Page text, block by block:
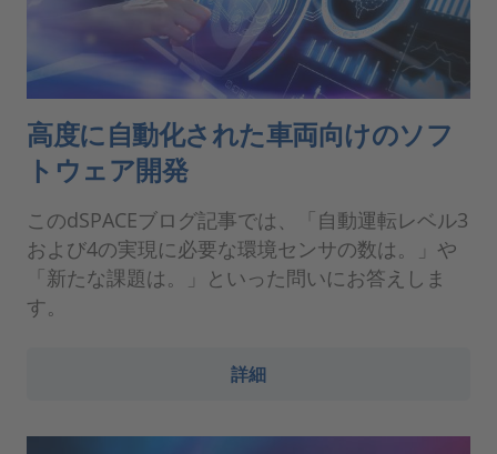
高度に自動化された車両向けのソフ
トウェア開発
このdSPACEブログ記事では、「自動運転レベル3
および4の実現に必要な環境センサの数は。」や
「新たな課題は。」といった問いにお答えしま
す。
詳細